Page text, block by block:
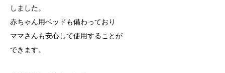
しました。
赤ちゃん用ベッドも備わっており
ママさんも安心して使用することが
できます。